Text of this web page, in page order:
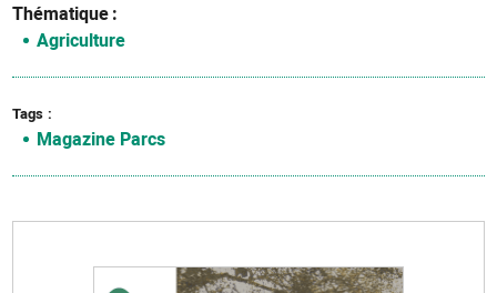
Thématique
Agriculture
Tags
Magazine Parcs